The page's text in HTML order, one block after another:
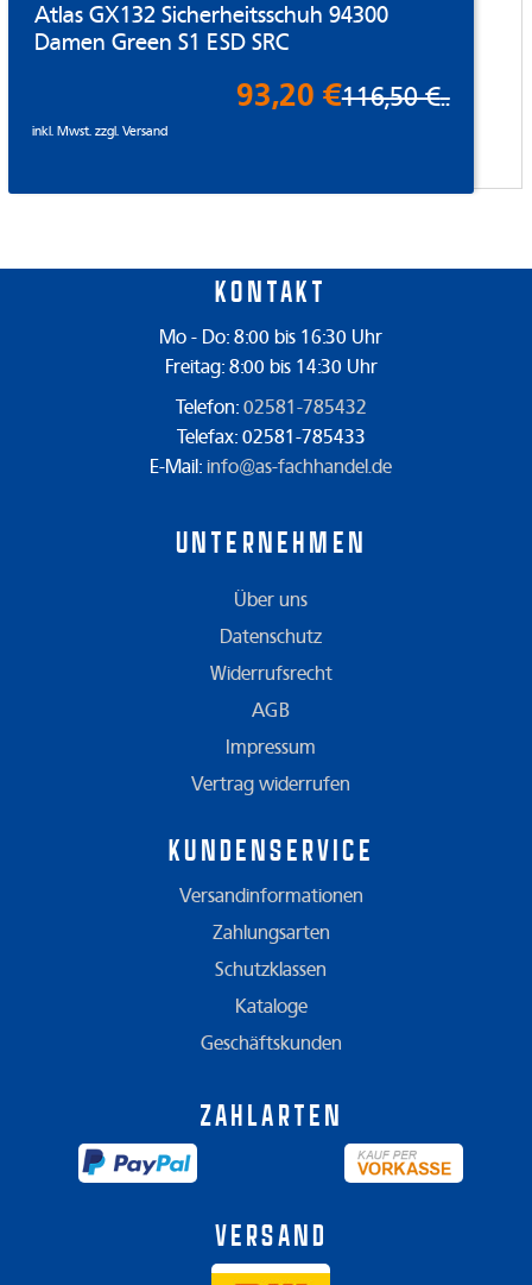
Atlas GX132 Sicherheitsschuh 94300
Damen Green S1 ESD SRC
93,20 €116,50 €..
inkl. Mwst. zzgl.Versand
Kontakt
Mo - Do: 8:00 bis 16:30 Uhr
Freitag: 8:00 bis 14:30 Uhr
Telefon: 02581-785432
Telefax: 02581-785433
E-Mail:info@as-fachhandel.de
Unternehmen
Über uns
Datenschutz
Widerrufsrecht
AGB
Impressum
Vertrag widerrufen
Kundenservice
Versandinformationen
Zahlungsarten
Schutzklassen
Kataloge
Geschäftskunden
Zahlarten
Versand